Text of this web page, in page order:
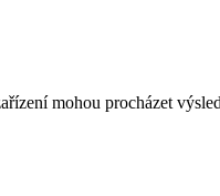
mohou procházet